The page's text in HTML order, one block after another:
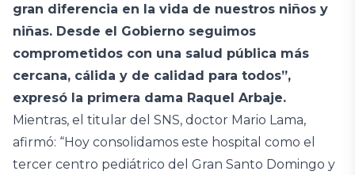
gran diferencia en la vida de nuestros niños y
niñas. Desde el Gobierno seguimos
comprometidos con una salud pública más
cercana, cálida y de calidad para todos”,
expresó la primera dama Raquel Arbaje.
Mientras, el titular del SNS, doctor Mario Lama,
afirmó: “Hoy consolidamos este hospital como el
tercer centro pediátrico del Gran Santo Domingo y